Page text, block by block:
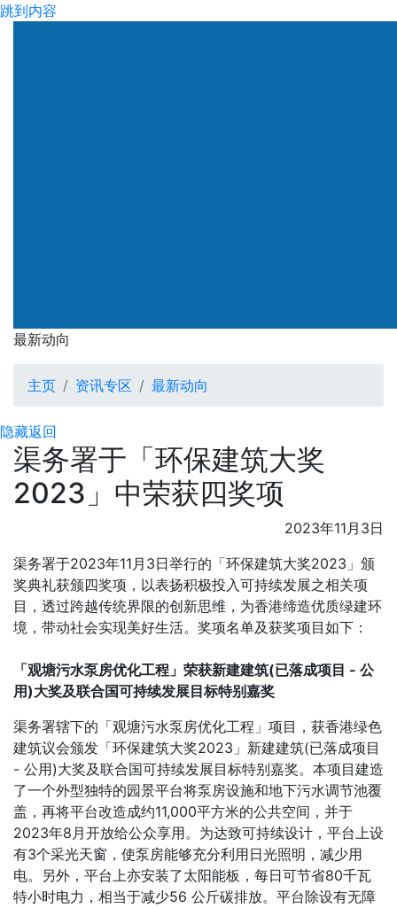
跳到内容
最新动向
最新动向
主页 资讯专区 最新动向
隐藏返回
渠务署于「环保建筑大奖
2023」中荣获四奖项
2023年11月3日
渠务署于2023年11月3日举行的「环保建筑大奖2023」颁
奖典礼获颁四奖项，以表扬积极投入可持续发展之相关项
目，透过跨越传统界限的创新思维，为香港缔造优质绿建环
境，带动社会实现美好生活。奖项名单及获奖项目如下：
「观塘污水泵房优化工程」荣获新建建筑(已落成项目 - 公
用)大奖及联合国可持续发展目标特别嘉奖
渠务署辖下的「观塘污水泵房优化工程」项目，获香港绿色
建筑议会颁发「环保建筑大奖2023」新建建筑(已落成项目
- 公用)大奖及联合国可持续发展目标特别嘉奖。本项目建造
了一个外型独特的园景平台将泵房设施和地下污水调节池覆
盖，再将平台改造成约11,000平方米的公共空间，并于
2023年8月开放给公众享用。为达致可持续设计，平台上设
有3个采光天窗，使泵房能够充分利用日光照明，减少用
电。另外，平台上亦安装了太阳能板，每日可节省80千瓦
特小时电力，相当于减少56 公斤碳排放。平台除设有无障